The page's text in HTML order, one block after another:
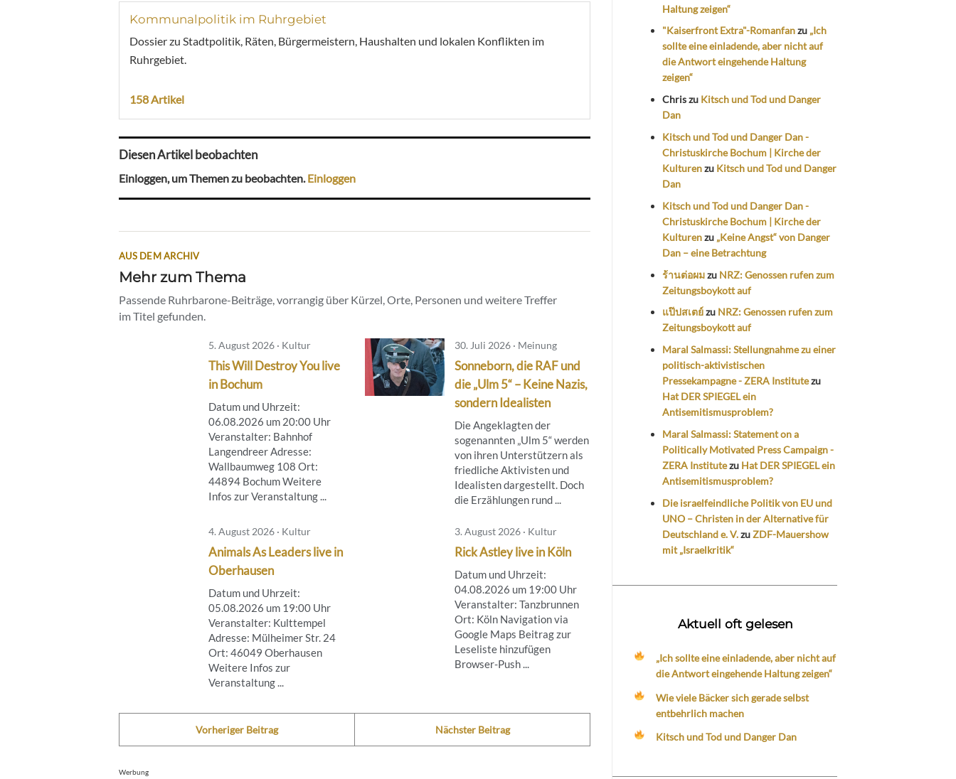
Kommunalpolitik im Ruhrgebiet
Dossier zu Stadtpolitik, Räten, Bürgermeistern, Haushalten und lokalen Konflikten im
Ruhrgebiet.
158 Artikel
Diesen Artikel beobachten
Einloggen, um Themen zu beobachten.Einloggen
AUS DEM ARCHIV
Mehr zum Thema
Passende Ruhrbarone-Beiträge, vorrangig über Kürzel, Orte, Personen und weitere Treffer
im Titel gefunden.
5. August 2026 · Kultur
This Will Destroy You live
in Bochum
Datum und Uhrzeit:
06.08.2026 um 20:00 Uhr
Veranstalter: Bahnhof
Langendreer Adresse:
Wallbaumweg 108 Ort:
44894 Bochum Weitere
Infos zur Veranstaltung ...
30. Juli 2026 · Meinung
Sonneborn, die RAF und
die „Ulm 5“ – Keine Nazis,
sondern Idealisten
Die Angeklagten der
sogenannten „Ulm 5“ werden
von ihren Unterstützern als
friedliche Aktivisten und
Idealisten dargestellt. Doch
die Erzählungen rund ...
4. August 2026 · Kultur
Animals As Leaders live in
Oberhausen
Datum und Uhrzeit:
05.08.2026 um 19:00 Uhr
Veranstalter: Kulttempel
Adresse: Mülheimer Str. 24
Ort: 46049 Oberhausen
Weitere Infos zur
Veranstaltung ...
3. August 2026 · Kultur
Rick Astley live in Köln
Datum und Uhrzeit:
04.08.2026 um 19:00 Uhr
Veranstalter: Tanzbrunnen
Ort: Köln Navigation via
Google Maps Beitrag zur
Leseliste hinzufügen
Browser-Push ...
Vorheriger Beitrag Nächster Beitrag
Werbung
Haltung zeigen“
"Kaiserfront Extra"-Romanfanzu „Ich
sollte eine einladende, aber nicht auf
die Antwort eingehende Haltung
zeigen“
Chriszu Kitsch und Tod und Danger
Dan
Kitsch und Tod und Danger Dan -
Christuskirche Bochum | Kirche der
Kulturenzu Kitsch und Tod und Danger
Dan
Kitsch und Tod und Danger Dan -
Christuskirche Bochum | Kirche der
Kulturenzu „Keine Angst“ von Danger
Dan – eine Betrachtung
ร้านต่อผมzu NRZ: Genossen rufen zum
Zeitungsboykott auf
แป๊ปสเตย์zu NRZ: Genossen rufen zum
Zeitungsboykott auf
Maral Salmassi: Stellungnahme zu einer
politisch-aktivistischen
Pressekampagne - ZERA Institutezu
Hat DER SPIEGEL ein
Antisemitismusproblem?
Maral Salmassi: Statement on a
Politically Motivated Press Campaign -
ZERA Institutezu Hat DER SPIEGEL ein
Antisemitismusproblem?
Die israelfeindliche Politik von EU und
UNO – Christen in der Alternative für
Deutschland e. V.zuZDF-Mauershow
mit „Israelkritik“
Aktuell oft gelesen
„Ich sollte eine einladende, aber nicht auf
die Antwort eingehende Haltung zeigen“
Wie viele Bäcker sich gerade selbst
entbehrlich machen
Kitsch und Tod und Danger Dan